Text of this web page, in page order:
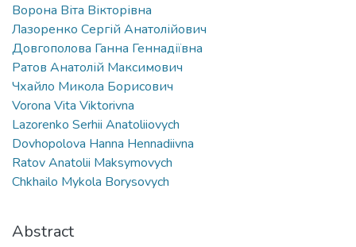
Ворона Віта Вікторівна
Лазоренко Сергій Анатолійович
Довгополова Ганна Геннадіївна
Ратов Анатолій Максимович
Чхайло Микола Борисович
Vorona Vita Viktorivna
Lazorenko Serhii Anatoliiovych
Dovhopolova Hanna Hennadiivna
Ratov Anatolii Maksymovych
Chkhailo Mykola Borysovych
Abstract